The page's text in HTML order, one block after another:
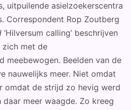
uitpuilende asielzoekerscentra
Correspondent Rop Zoutberg
‘Hilversum calling’ beschrijven
zich met de
meebewogen. Beelden van de
nauwelijks meer. Niet omdat
omdat de strijd zo hevig werd
meer waagde. Zo kreeg